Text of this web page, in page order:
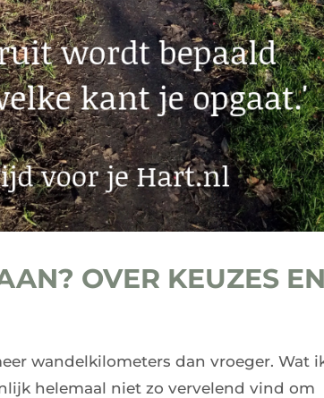
OVER KEUZES EN
wandelkilometers dan vroeger. Wat
helemaal niet zo vervelend vind om